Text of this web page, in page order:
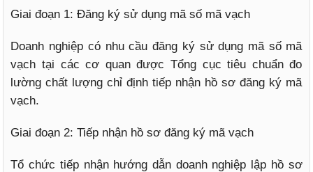
Giai đoạn 1: Đăng ký sử dụng mã số mã vạch
Doanh nghiệp có nhu cầu đăng ký sử dụng mã số mã
vạch tại các cơ quan được Tổng cục tiêu chuẩn đo
lường chất lượng chỉ định tiếp nhận hồ sơ đăng ký mã
vạch.
Giai đoạn 2: Tiếp nhận hồ sơ đăng ký mã vạch
Tổ chức tiếp nhận hướng dẫn doanh nghiệp lập hồ sơ